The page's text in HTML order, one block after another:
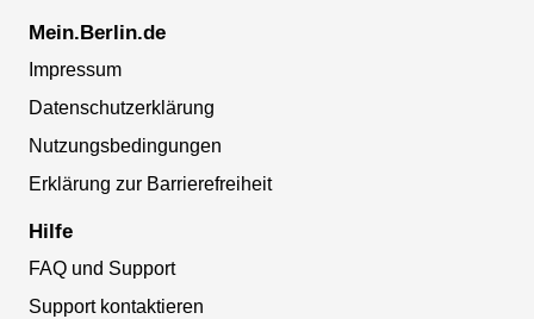
Mein.Berlin.de
Impressum
Datenschutzerklärung
Nutzungsbedingungen
Erklärung zur Barrierefreiheit
Hilfe
FAQ und Support
Support kontaktieren